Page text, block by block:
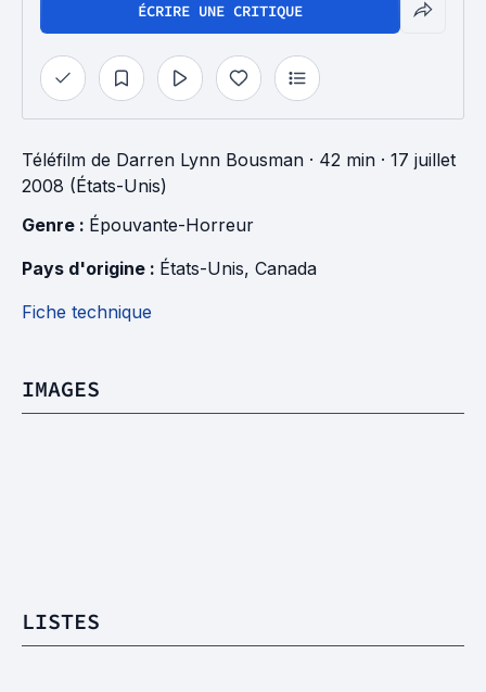
ÉCRIRE UNE CRITIQUE
Téléfilm de Darren Lynn Bousman · 42 min · 17 juillet
2008 (États-Unis)
Genre : Épouvante-Horreur
Pays d'origine : États-Unis, Canada
Fiche technique
IMAGES
LISTES